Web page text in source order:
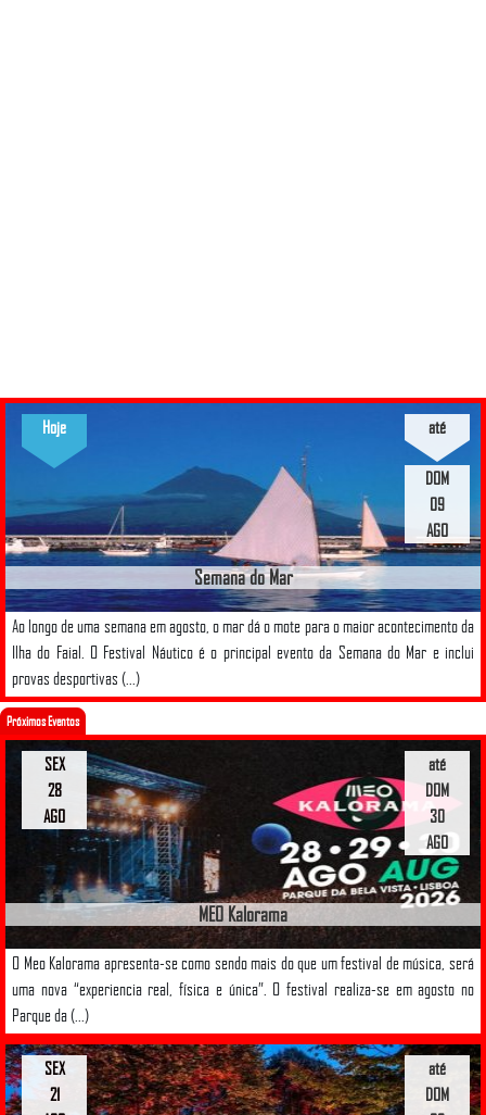
Semana do Mar
Ao longo de uma semana em agosto, o mar dá o mote para o maior acontecimento da
Ilha do Faial. O Festival Náutico é o principal evento da Semana do Mar e inclui
provas desportivas (...)
até
DOM
09
AGO
Hoje
Próximos Eventos
MEO Kalorama
O Meo Kalorama apresenta-se como sendo mais do que um festival de música, será
uma nova “experiencia real, física e única”. O festival realiza-se em agosto no
Parque da (...)
até
DOM
30
AGO
SEX
28
AGO
até
DOM
SEX
21